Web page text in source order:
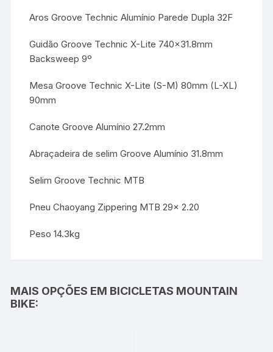
Aros Groove Technic Alumínio Parede Dupla 32F
Guidão Groove Technic X-Lite 740×31.8mm
Backsweep 9º
Mesa Groove Technic X-Lite (S-M) 80mm (L-XL)
90mm
Canote Groove Alumínio 27.2mm
Abraçadeira de selim Groove Alumínio 31.8mm
Selim Groove Technic MTB
Pneu Chaoyang Zippering MTB 29x 2.20
Peso 14.3kg
MAIS OPÇÕES EM BICICLETAS MOUNTAIN
BIKE: